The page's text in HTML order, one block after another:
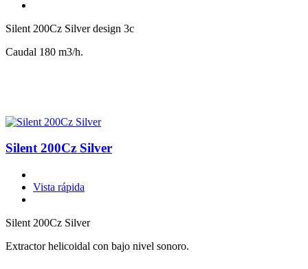
Silent 200Cz Silver design 3c
Caudal 180 m3/h.
Silent 200Cz Silver
Vista rápida
Silent 200Cz Silver
Extractor helicoidal con bajo nivel sonoro.